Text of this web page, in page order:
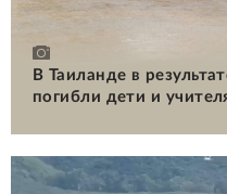
В Таиланде в
погибли дети и